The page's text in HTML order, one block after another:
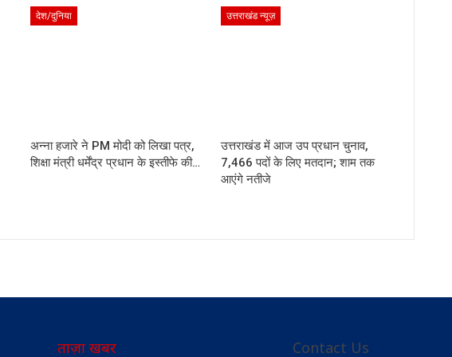
देश/दुनिया
अन्ना हजारे ने PM मोदी को लिखा पत्र,
शिक्षा मंत्री धर्मेंद्र प्रधान के इस्तीफे की…
उत्तराखंड न्यूज़
उत्तराखंड में आज उप प्रधान चुनाव,
7,466 पदों के लिए मतदान; शाम तक
आएंगे नतीजे
ताज़ा खबर Contact Us